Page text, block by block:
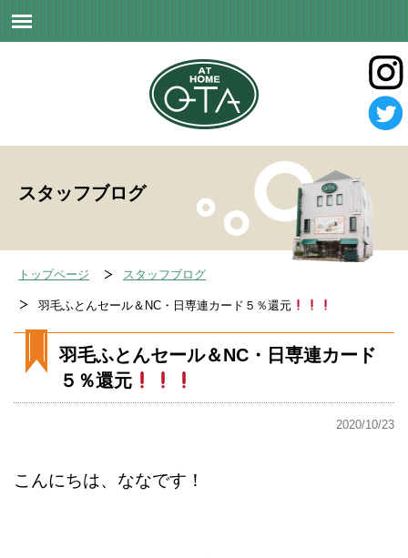
スタッフブログ
トップページ スタッフブログ
羽毛ふとんセール＆NC・日専連カード５％還元
羽毛ふとんセール＆NC・日専連カード
５％還元
2020/10/23
こんにちは、ななです！